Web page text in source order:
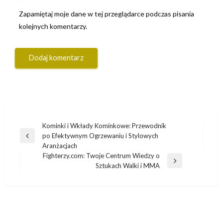
Zapamiętaj moje dane w tej przeglądarce podczas pisania
kolejnych komentarzy.
Nawigacja
wpisu
Poprzedni
Kominki i Wkłady Kominkowe: Przewodnik
po Efektywnym Ogrzewaniu i Stylowych
Aranżacjach
Fighterzy.com: Twoje Centrum Wiedzy o
Sztukach Walki i MMA